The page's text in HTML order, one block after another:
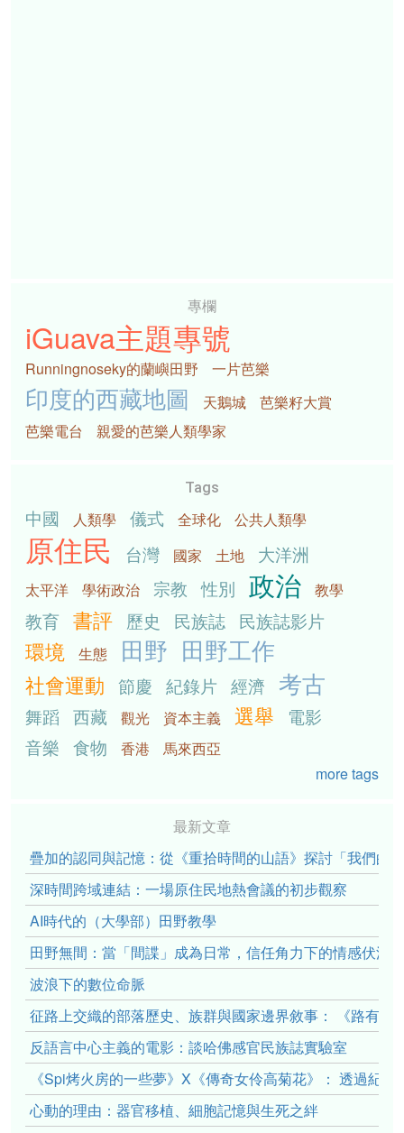
專欄
iGuava主題專號
Runningnoseky的蘭嶼田野 一片芭樂
印度的西藏地圖 天鵝城
芭樂籽大賞
芭樂電台
親愛的芭樂人類學家
Tags
中國 人類學 儀式 全球化 公共人類學
原住民 台灣 國家 土地 大洋洲
太平洋 學術政治 宗教 性別 政治 教學
教育 書評 歷史 民族誌 民族誌影片
環境 生態 田野 田野工作
社會運動 節慶 紀錄片 經濟 考古
舞蹈 西藏 觀光 資本主義 選舉
電影
音樂 食物 香港
馬來西亞
more tags
最新文章
疊加的認同與記憶：從《重拾時間的山語》探討「我們的
深時間跨域連結：一場原住民地熱會議的初步觀察
AI時代的（大學部）田野教學
田野無間：當「間諜」成為日常，信任角力下的情感伏流
波浪下的數位命脈
征路上交織的部落歷史、族群與國家邊界敘事： 《路有
反語言中心主義的電影：談哈佛感官民族誌實驗室
《Spi烤火房的一些夢》X《傳奇女伶高菊花》： 透過紀
心動的理由：器官移植、細胞記憶與生死之絆